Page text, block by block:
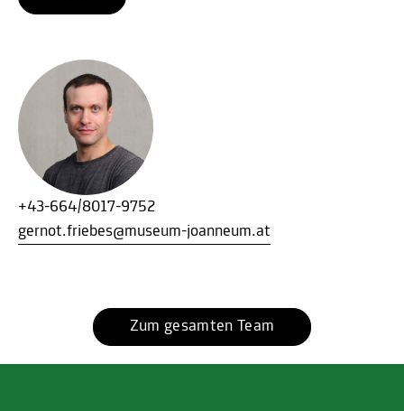
+43-664/8017-9752
gernot.friebes@museum-joanneum.at
Zum gesamten Team